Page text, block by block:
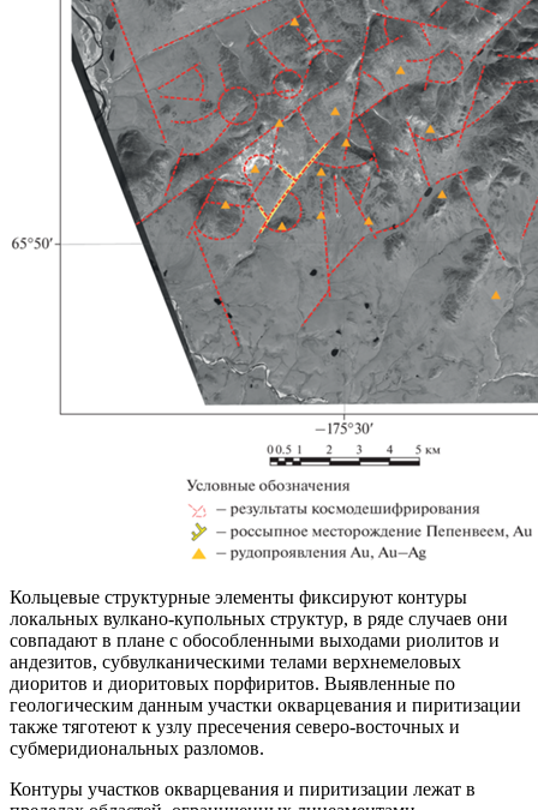
Кольцевые структурные элементы фиксируют контуры
локальных вулкано-купольных структур, в ряде случаев они
совпадают в плане с обособленными выходами риолитов и
андезитов, субвулканическими телами верхнемеловых
диоритов и диоритовых порфиритов. Выявленные по
геологическим данным участки окварцевания и пиритизации
также тяготеют к узлу пресечения северо-восточных и
субмеридиональных разломов.
Контуры участков окварцевания и пиритизации лежат в